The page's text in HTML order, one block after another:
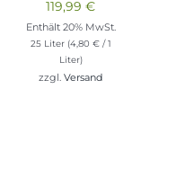
119,99€
Enthält 20% MwSt.
25 Liter (4,80 €/ 1
Liter)
zzgl.Versand